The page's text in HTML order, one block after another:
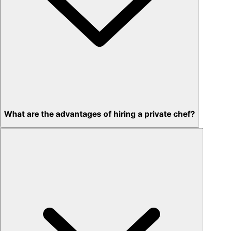
What are the advantages of hiring a private chef?
Privacy – skip crowded restaurants
'Chef’s table' storytelling – watch and learn as dishes are created